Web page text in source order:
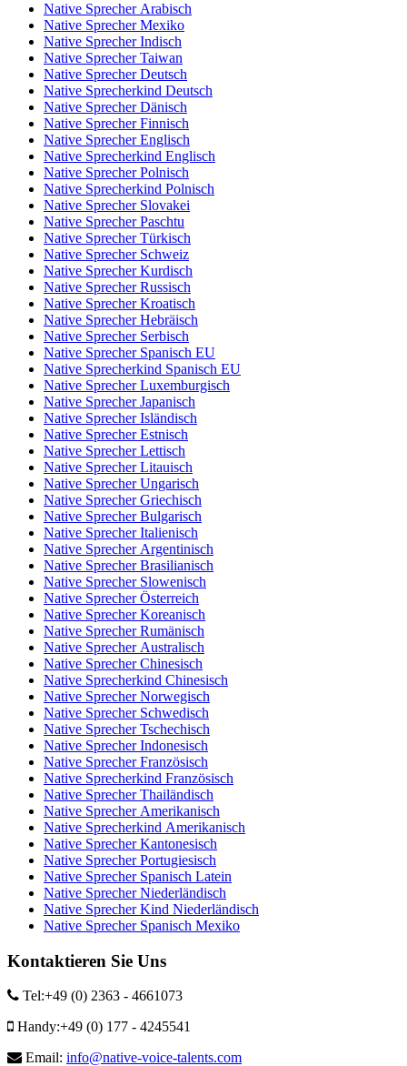
Native Sprecher Arabisch
Native Sprecher Mexiko
Native Sprecher Indisch
Native Sprecher Taiwan
Native Sprecher Deutsch
Native Sprecherkind Deutsch
Native Sprecher Dänisch
Native Sprecher Finnisch
Native Sprecher Englisch
Native Sprecherkind Englisch
Native Sprecher Polnisch
Native Sprecherkind Polnisch
Native Sprecher Slovakei
Native Sprecher Paschtu
Native Sprecher Türkisch
Native Sprecher Schweiz
Native Sprecher Kurdisch
Native Sprecher Russisch
Native Sprecher Kroatisch
Native Sprecher Hebräisch
Native Sprecher Serbisch
Native Sprecher Spanisch EU
Native Sprecherkind Spanisch EU
Native Sprecher Luxemburgisch
Native Sprecher Japanisch
Native Sprecher Isländisch
Native Sprecher Estnisch
Native Sprecher Lettisch
Native Sprecher Litauisch
Native Sprecher Ungarisch
Native Sprecher Griechisch
Native Sprecher Bulgarisch
Native Sprecher Italienisch
Native Sprecher Argentinisch
Native Sprecher Brasilianisch
Native Sprecher Slowenisch
Native Sprecher Österreich
Native Sprecher Koreanisch
Native Sprecher Rumänisch
Native Sprecher Australisch
Native Sprecher Chinesisch
Native Sprecherkind Chinesisch
Native Sprecher Norwegisch
Native Sprecher Schwedisch
Native Sprecher Tschechisch
Native Sprecher Indonesisch
Native Sprecher Französisch
Native Sprecherkind Französisch
Native Sprecher Thailändisch
Native Sprecher Amerikanisch
Native Sprecherkind Amerikanisch
Native Sprecher Kantonesisch
Native Sprecher Portugiesisch
Native Sprecher Spanisch Latein
Native Sprecher Niederländisch
Native Sprecher Kind Niederländisch
Native Sprecher Spanisch Mexiko
Kontaktieren Sie Uns
Tel:+49 (0) 2363 - 4661073
Handy:+49 (0) 177 - 4245541
Email: info@native-voice-talents.com